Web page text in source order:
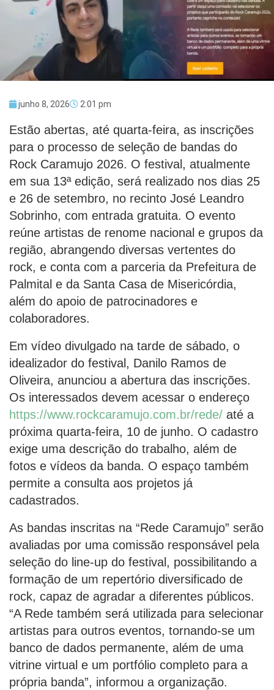
junho 8, 2026 2:01 pm
Estão abertas, até quarta-feira, as inscrições
para o processo de seleção de bandas do
Rock Caramujo 2026. O festival, atualmente
em sua 13ª edição, será realizado nos dias 25
e 26 de setembro, no recinto José Leandro
Sobrinho, com entrada gratuita. O evento
reúne artistas de renome nacional e grupos da
região, abrangendo diversas vertentes do
rock, e conta com a parceria da Prefeitura de
Palmital e da Santa Casa de Misericórdia,
além do apoio de patrocinadores e
colaboradores.
Em vídeo divulgado na tarde de sábado, o
idealizador do festival, Danilo Ramos de
Oliveira, anunciou a abertura das inscrições.
Os interessados devem acessar o endereço
https://www.rockcaramujo.com.br/rede/ até a
próxima quarta-feira, 10 de junho. O cadastro
exige uma descrição do trabalho, além de
fotos e vídeos da banda. O espaço também
permite a consulta aos projetos já
cadastrados.
As bandas inscritas na “Rede Caramujo” serão
avaliadas por uma comissão responsável pela
seleção do line-up do festival, possibilitando a
formação de um repertório diversificado de
rock, capaz de agradar a diferentes públicos.
“A Rede também será utilizada para selecionar
artistas para outros eventos, tornando-se um
banco de dados permanente, além de uma
vitrine virtual e um portfólio completo para a
própria banda”, informou a organização.